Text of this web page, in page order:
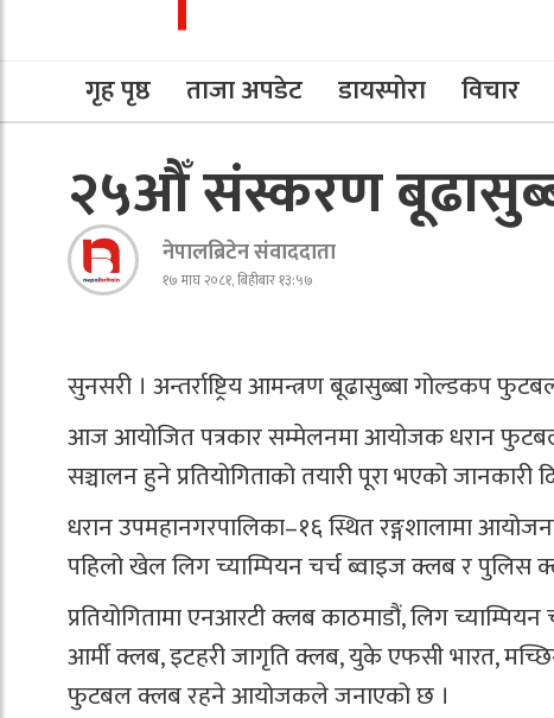
गृह पृष्ठ ताजा अपडेट डायस्पोरा विचार
२५औँ संस्करण
नेपालब्रिटेन संवाददाता
१७ माघ २०८१, बिहीबार १३:५७
सुनसरी । अन्तर्राष्ट्रिय आमन्त्रण बूढासुब्बा गोल्डकप
आज आयोजित पत्रकार सम्मेलनमा आयोजक धरान
सञ्चालन हुने प्रतियोगिताको तयारी पूरा भएको जानकारी
धरान उपमहानगरपालिका–१६ स्थित रङ्गशालामा
पहिलो खेल लिग च्याम्पियन चर्च ब्वाइज क्लब र पुलिस
प्रतियोगितामा एनआरटी क्लब काठमाडौं, लिग
आर्मी क्लब, इटहरी जागृति क्लब, युके एफसी भारत,
फुटबल क्लब रहने आयोजकले जनाएको छ ।